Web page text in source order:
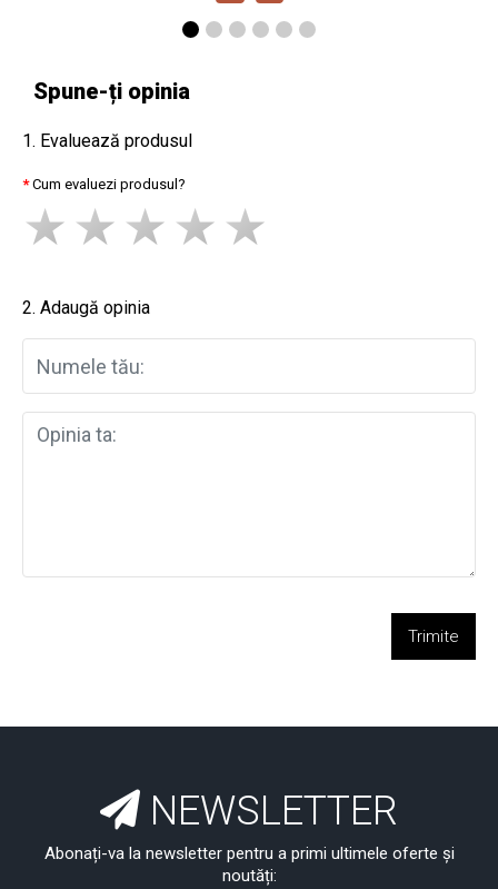
Spune-ți opinia
1. Evaluează produsul
Cum evaluezi produsul?
2. Adaugă opinia
Trimite
NEWSLETTER
Abonați-va la newsletter pentru a primi ultimele oferte și
noutăți: